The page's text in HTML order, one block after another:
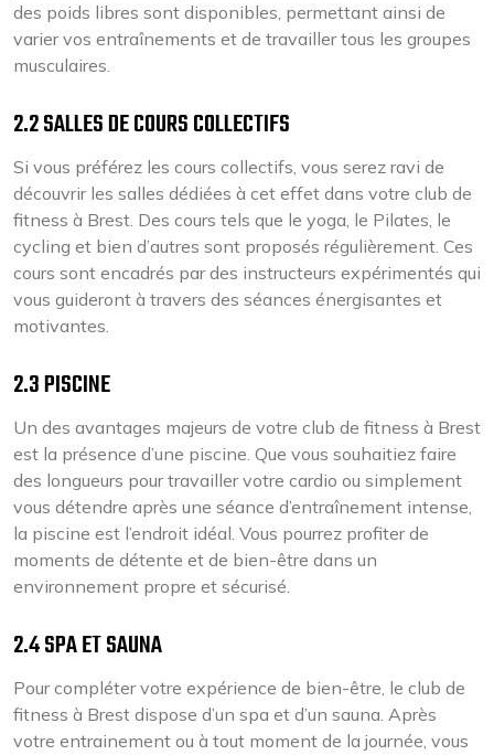
des poids libres sont disponibles, permettant ainsi de
varier vos entraînements et de travailler tous les groupes
musculaires.
2.2 SALLES DE COURS COLLECTIFS
Si vous préférez les cours collectifs, vous serez ravi de
découvrir les salles dédiées à cet effet dans votre club de
fitness à Brest. Des cours tels que le yoga, le Pilates, le
cycling et bien d’autres sont proposés régulièrement. Ces
cours sont encadrés par des instructeurs expérimentés qui
vous guideront à travers des séances énergisantes et
motivantes.
2.3 PISCINE
Un des avantages majeurs de votre club de fitness à Brest
est la présence d’une piscine. Que vous souhaitiez faire
des longueurs pour travailler votre cardio ou simplement
vous détendre après une séance d’entraînement intense,
la piscine est l’endroit idéal. Vous pourrez profiter de
moments de détente et de bien-être dans un
environnement propre et sécurisé.
2.4 SPA ET SAUNA
Pour compléter votre expérience de bien-être, le club de
fitness à Brest dispose d’un spa et d’un sauna. Après
votre entrainement ou à tout moment de la journée, vous